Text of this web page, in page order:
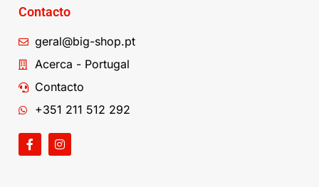
Contacto
geral@big-shop.pt
Acerca - Portugal
Contacto
+351 211 512 292